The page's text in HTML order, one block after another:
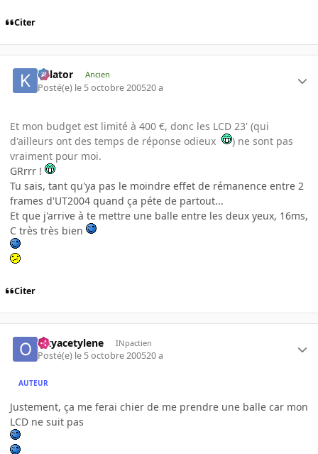
Citer
Killator Ancien
Posté(e) le 5 octobre 200520 a
Et mon budget est limité à 400 €, donc les LCD 23' (qui
d'ailleurs ont des temps de réponse odieux
) ne sont pas
vraiment pour moi.
GRrrr !
Tu sais, tant qu'ya pas le moindre effet de rémanence entre 2
frames d'UT2004 quand ça péte de partout...
Et que j'arrive à te mettre une balle entre les deux yeux, 16ms,
C très très bien
Citer
Oxyacetylene INpactien
Posté(e) le 5 octobre 200520 a
AUTEUR
Justement, ça me ferai chier de me prendre une balle car mon
LCD ne suit pas